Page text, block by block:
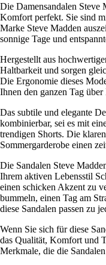
Die Damensandalen Steve
Komfort perfekt. Sie sind
Marke Steve Madden
sonnige Tage und
Hergestellt aus
Haltbarkeit und sorgen
Die Ergonomie dieses
Ihnen den ganzen Tag
Das subtile und elegante
kombinierbar, sei es mit
trendigen Shorts. Die
Sommergarderobe einen
Die Sandalen Steve
Ihrem aktiven Lebensstil
einen schicken Akzent zu
bummeln, einen Tag am
diese Sandalen passen zu
Wenn Sie sich für diese
das Qualität, Komfort und
Merkmale, die die